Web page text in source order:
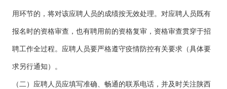
用环节的，将对该应聘人员的成绩按无效处理。对应聘人员既有
报名时的资格审查，也有聘用前的资格复审，资格审查贯穿于招
聘工作全过程。应聘人员要严格遵守疫情防控有关要求（具体要
求另行通知）。
（二）应聘人员应填写准确、畅通的联系电话，并及时关注陕西